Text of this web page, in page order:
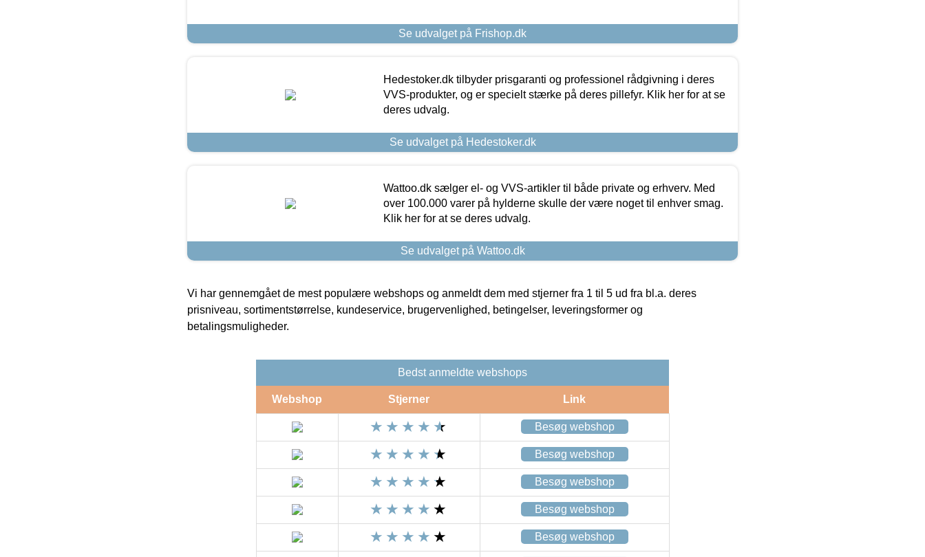
Se udvalget på Frishop.dk
Hedestoker.dk tilbyder prisgaranti og professionel rådgivning i deres
VVS-produkter, og er specielt stærke på deres pillefyr. Klik her for at se
deres udvalg.
Se udvalget på Hedestoker.dk
Wattoo.dk sælger el- og VVS-artikler til både private og erhverv. Med
over 100.000 varer på hylderne skulle der være noget til enhver smag.
Klik her for at se deres udvalg.
Se udvalget på Wattoo.dk
Vi har gennemgået de mest populære webshops og anmeldt dem med stjerner fra 1 til 5 ud fra bl.a. deres
prisniveau, sortimentstørrelse, kundeservice, brugervenlighed, betingelser, leveringsformer og
betalingsmuligheder.
Bedst anmeldte webshops
Webshop Stjerner Link
Besøg webshop
Besøg webshop
Besøg webshop
Besøg webshop
Besøg webshop